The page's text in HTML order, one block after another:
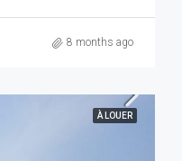
8 months ago
À LOUER